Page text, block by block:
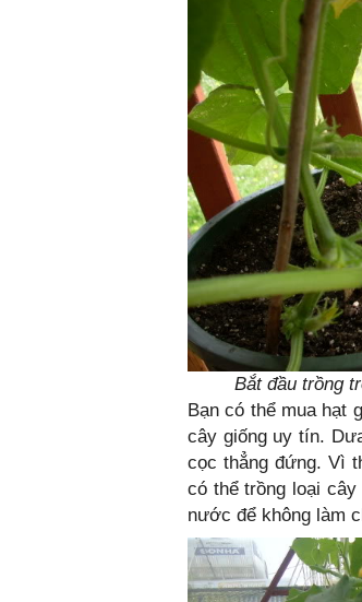
Bắt đầu trồng
Bạn có thể mua hạt
cây giống uy tín.
cọc thẳng đứng. Vì
có thể trồng loại
nước để không làm